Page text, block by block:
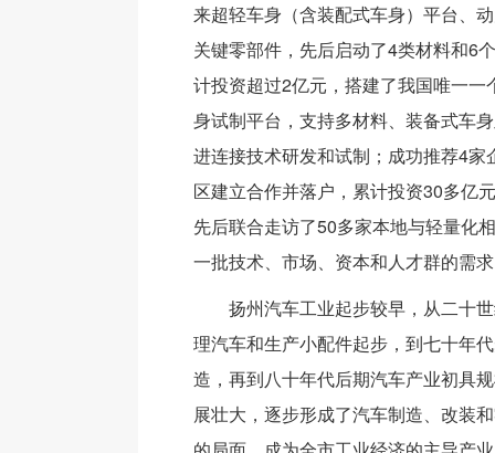
来超轻车身（含装配式车身）平台、
关键零部件，先后启动了4类材料和6
计投资超过2亿元，搭建了我国唯一一
身试制平台，支持多材料、装备式车
进连接技术研发和试制；成功推荐4家
区建立合作并落户，累计投资30多亿
先后联合走访了50多家本地与轻量化
一批技术、市场、资本和人才群的需
扬州汽车工业起步较早，从二十
理汽车和生产小配件起步，到七十年
造，再到八十年代后期汽车产业初具
展壮大，逐步形成了汽车制造、改装